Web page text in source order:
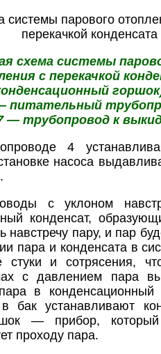
схема системы
с перекачкой
питательный
— трубопровод к
4
насоса
с уклоном
конденсат,
навстречу пару, и пар
пара и конденсата в
и сотрясения,
с давлением пара
в
бак устанавливают
— прибор,
проходу пара.